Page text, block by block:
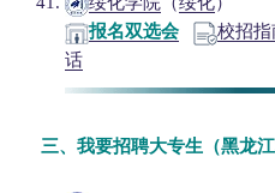
报名双选会
校招指
话
三、我要招聘大专生（黑龙江